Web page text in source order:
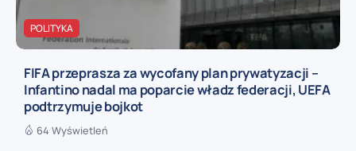
POLITYKA
FIFA przeprasza za wycofany plan prywatyzacji –
Infantino nadal ma poparcie władz federacji, UEFA
podtrzymuje bojkot
64 Wyświetleń